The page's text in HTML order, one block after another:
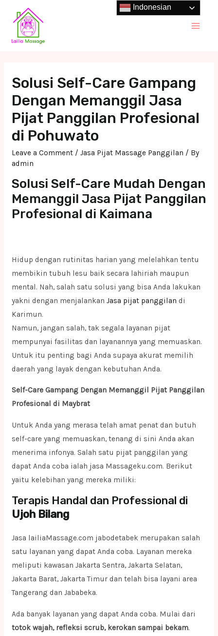
content
Solusi Self-Care Gampang
Dengan Memanggil Jasa
Pijat Panggilan Profesional
di Pohuwato
Leave a Comment / Jasa Pijat Massage Panggilan / By
admin
Solusi Self-Care Mudah Dengan
Memanggil Jasa Pijat Panggilan
Profesional di Kaimana
Hidup dengan rutinitas harian yang melelahkan tentu
membikin tubuh lesu baik secara lahiriah maupun
mental. Nah, salah satu solusi yang bisa Anda lakukan
yakni dengan menjalankan Jasa pijat panggilan di
Karimun.
Namun, jangan salah, tak segala layanan pijat
mempunyai fasilitas dan layanannya yang memuaskan.
Untuk itu penting bagi Anda supaya akurat memilih
daerah yang layak dengan kebutuhan Anda.
Self-Care Gampang Dengan Memanggil Pijat Panggilan
Profesional di Maybrat
Untuk Anda yang merasa telah amat penat dan butuh
self-care yang memuaskan, tenang di sini Anda akan
menerima infonya. Salah satu pijat panggilan yang
dapat Anda coba ialah jasa Massageku.com. Berikut
yaitu kelebihan yang mereka miliki:
Terapis Handal dan Professional di
Ujoh Bilang
Jasa lailiaMassage.com jabodetabek merupakan salah
satu layanan yang dapat Anda coba. Layanan mereka
meliputi kawasan Jakarta Sentra, Jakarta Selatan,
Jakarta Barat, Jakarta Timur dan telah bisa layani area
Tangerang dan Jababeka.
Ada banyak layanan yang dapat Anda coba. Mulai dari
totok wajah, refleksi scrub, kerokan sampai bekam.
Indonesian